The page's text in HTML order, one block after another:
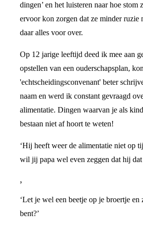
dingen’ en het luisteren naar hoe stom
ervoor kon zorgen dat ze minder ruzie
daar alles voor over.
Op 12 jarige leeftijd deed ik mee aan
opstellen van een ouderschapsplan,
'echtscheidingsconvenant' beter
naam en werd ik constant gevraagd
alimentatie. Dingen waarvan je als
bestaan niet af hoort te weten!
‘Hij heeft weer de alimentatie niet op
wil jij papa wel even zeggen dat hij dat
,
‘Let je wel een beetje op je broertje en
bent?’